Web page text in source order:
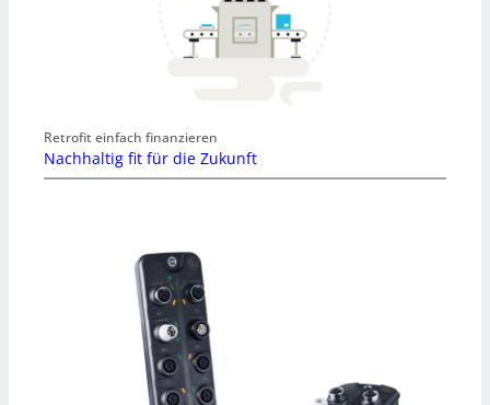
Retrofit einfach finanzieren
Nachhaltig fit für die Zukunft